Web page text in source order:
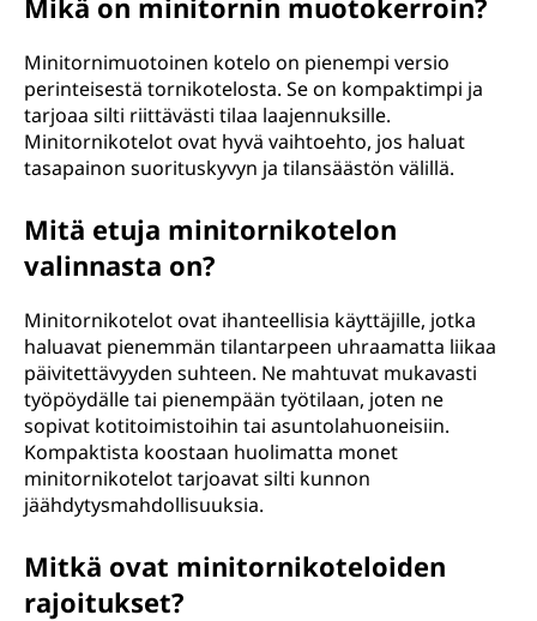
Mikä on minitornin muotokerroin?
Minitornimuotoinen kotelo on pienempi versio
perinteisestä tornikotelosta. Se on kompaktimpi ja
tarjoaa silti riittävästi tilaa laajennuksille.
Minitornikotelot ovat hyvä vaihtoehto, jos haluat
tasapainon suorituskyvyn ja tilansäästön välillä.
Mitä etuja minitornikotelon
valinnasta on?
Minitornikotelot ovat ihanteellisia käyttäjille, jotka
haluavat pienemmän tilantarpeen uhraamatta liikaa
päivitettävyyden suhteen. Ne mahtuvat mukavasti
työpöydälle tai pienempään työtilaan, joten ne
sopivat kotitoimistoihin tai asuntolahuoneisiin.
Kompaktista koostaan huolimatta monet
minitornikotelot tarjoavat silti kunnon
jäähdytysmahdollisuuksia.
Mitkä ovat minitornikoteloiden
rajoitukset?